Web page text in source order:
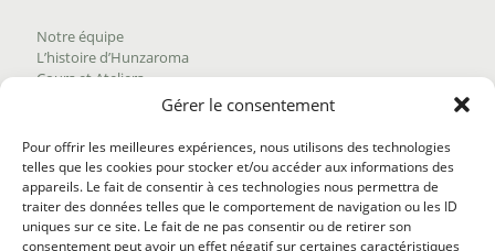
Gérer le consentement
Pour offrir les meilleures expériences, nous utilisons des technologies
telles que les cookies pour stocker et/ou accéder aux informations des
appareils. Le fait de consentir à ces technologies nous permettra de
traiter des données telles que le comportement de navigation ou les ID
uniques sur ce site. Le fait de ne pas consentir ou de retirer son
consentement peut avoir un effet négatif sur certaines caractéristiques
Notre équipe
L’histoire d’Hunzaroma
Cours et Ateliers
Trouver nos produits
Politique de frais d'envoi
Termes et conditions
Politique de remboursement